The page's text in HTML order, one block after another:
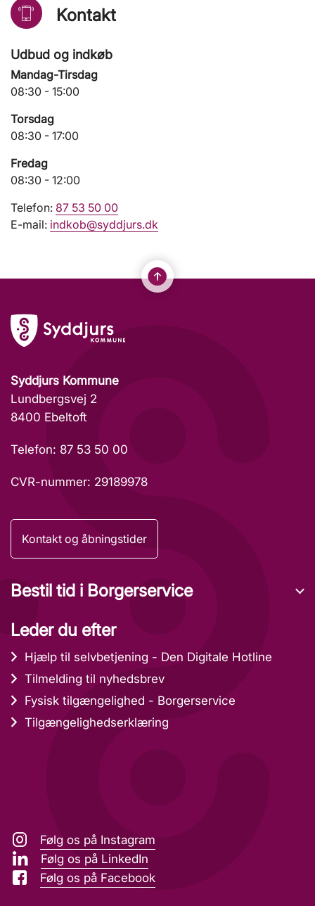
Kontakt
Udbud og indkøb
Mandag-Tirsdag
08:30 - 15:00
Torsdag
08:30 - 17:00
Fredag
08:30 - 12:00
Telefon: 87 53 50 00
E-mail: indkob@syddjurs.dk
Syddjurs Kommune
Lundbergsvej 2
8400 Ebeltoft
Telefon: 87 53 50 00
CVR-nummer: 29189978
Kontakt og åbningstider
Bestil tid i Borgerservice
Leder du efter
Hjælp til selvbetjening - Den Digitale Hotline
Tilmelding til nyhedsbrev
Fysisk tilgængelighed - Borgerservice
Tilgængelighedserklæring
Følg os på Instagram
Følg os på LinkedIn
Følg os på Facebook